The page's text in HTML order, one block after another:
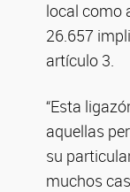
local como
26.657
artículo 3.
“Esta
aquellas
su
muchos